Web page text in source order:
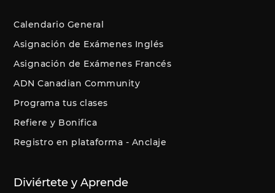
Calendario General
Asignación de Exámenes Inglés
Asignación de Exámenes Francés
ADN Canadian Community
Programa tus clases
Refiere y Bonifica
Registro en plataforma - Anclaje
Diviértete y Aprende